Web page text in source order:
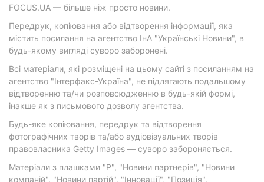
FOCUS.UA — більше ніж просто новини.
Передрук, копіювання або відтворення інформації, яка
містить посилання на агентство ІнА "Українські Новини", в
будь-якому вигляді суворо заборонені.
Всі матеріали, які розміщені на цьому сайті з посиланням на
агентство "Інтерфакс-Україна", не підлягають подальшому
відтворенню та/чи розповсюдженню в будь-якій формі,
інакше як з письмового дозволу агентства.
Будь-яке копіювання, передрук та відтворення
фотографічних творів та/або аудіовізуальних творів
правовласника Getty Images — суворо забороняється.
Матеріали з плашками "Р", "Новини партнерів", "Новини
компаній", "Новини партій", "Інновації", "Позиція",